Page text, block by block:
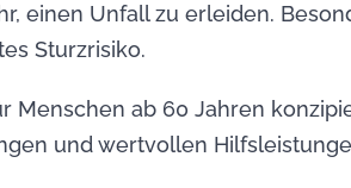
einen Unfall zu erleiden.
Sturzrisiko.
Menschen ab 60 Jahren
und wertvollen